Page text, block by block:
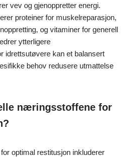
vev og gjenoppretter energi.
proteiner for muskelreparasjon,
og vitaminer for generell
ytterligere
idrettsutøvere kan et balansert
behov redusere utmattelse
næringsstoffene for
optimal restitusjon inkluderer